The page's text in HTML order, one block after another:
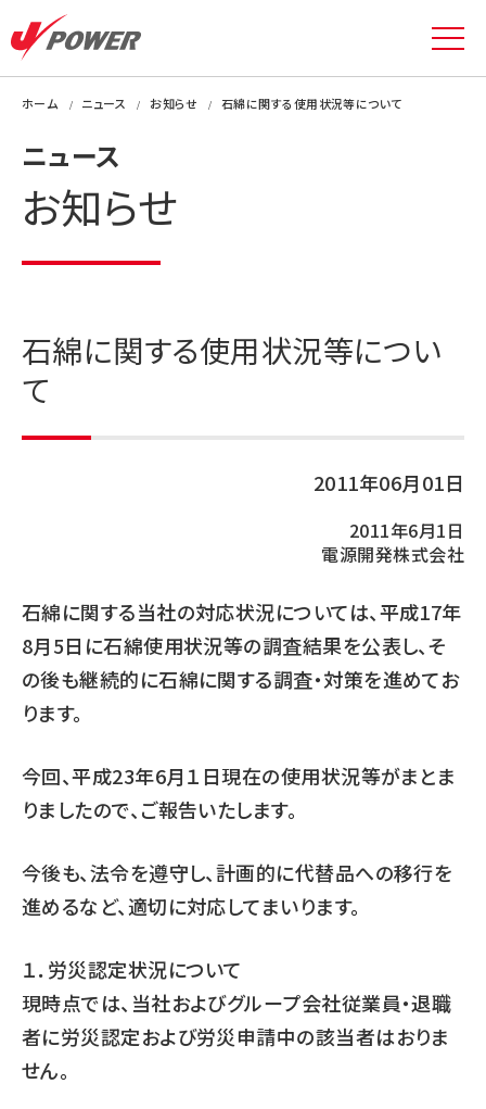
ホーム ニュース お知らせ 石綿に関する使用状況等について
ニュース
お知らせ
石綿に関する使用状況等につい
て
2011年06月01日
2011年6月1日
電源開発株式会社
石綿に関する当社の対応状況については、平成17年
8月5日に石綿使用状況等の調査結果を公表し、そ
の後も継続的に石綿に関する調査・対策を進めてお
ります。
今回、平成23年6月１日現在の使用状況等がまとま
りましたので、ご報告いたします。
今後も、法令を遵守し、計画的に代替品への移行を
進めるなど、適切に対応してまいります。
１．労災認定状況について
現時点では、当社およびグループ会社従業員・退職
者に労災認定および労災申請中の該当者はおりま
せん。